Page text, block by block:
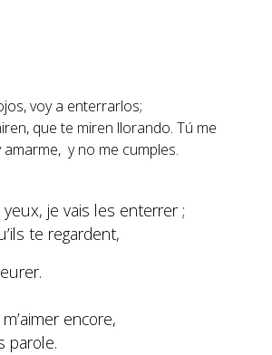
voy a enterrarlos;
que te miren llorando. Tú me
y no me cumples.
je vais les enterrer ;
te regardent,
encore,
parole.